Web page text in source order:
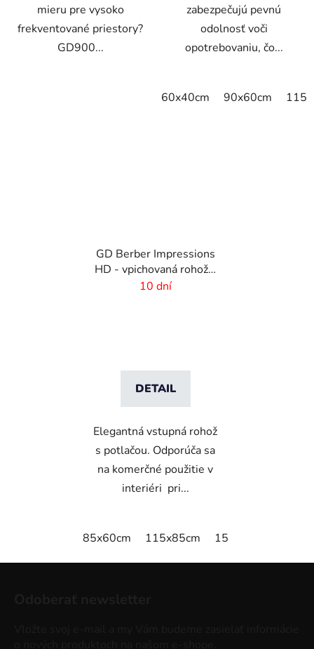
mieru pre vysoko
frekventované priestory?
GD900...
zabezpečujú pevnú
odolnosť voči
opotrebovaniu, čo...
60x40cm 90x60cm
GD Berber Impressions
HD - vpichovaná rohož s
logom
10 dní
DETAIL
Elegantná vstupná rohož
s potlačou. Odporúča sa
na komerčné použitie v
interiéri pri...
85x60cm 115x85cm 150x85cm